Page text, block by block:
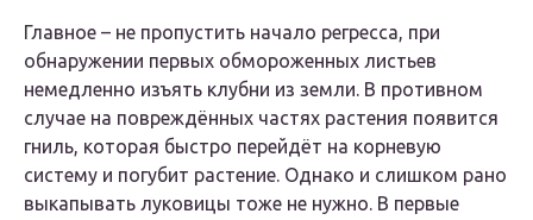
Главное – не пропустить начало регресса, при
обнаружении первых обмороженных листьев
немедленно изъять клубни из земли. В противном
случае на повреждённых частях растения появится
гниль, которая быстро перейдёт на корневую
систему и погубит растение. Однако и слишком рано
выкапывать луковицы тоже не нужно. В первые